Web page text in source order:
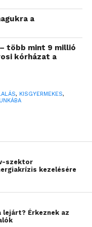
A
vagy
sőt kis
lehet”
Stanley
szerint
a
több mint 9 millió
kórházat a
, KISGYERMEKES,
szektor
kezelésére
lejárt? Érkeznek az